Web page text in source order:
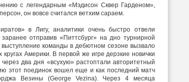
с легендарным «Мэдисон Сквер Гарденом»,
он вовсе считался ветхим сараем.
в Лигу, аналитики очень быстро отвели
отправив «Питтсбург» на дно турнирной
команды в дебютном сезоне вызвало
Америки. В первой же игре дерзкие новички
два дня «всухую» растоптали авторитетный
этот поединок вошел еще и как последний матч
Везины (George Vezina). Через 4 месяца